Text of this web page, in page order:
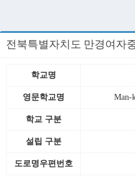
전북특별자치도 만경여자
학교명
영문학교명 Man-
학교 구분
설립 구분
도로명우편번호